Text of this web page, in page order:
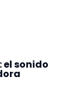
el sonido